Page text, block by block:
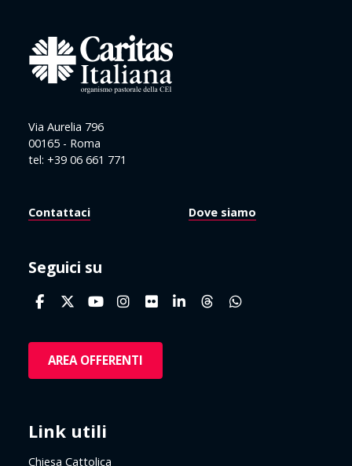
Via Aurelia 796
00165 - Roma
tel: +39 06 661 771
Contattaci Dove siamo
Seguici su
AREA OFFERENTI
Link utili
Chiesa Cattolica